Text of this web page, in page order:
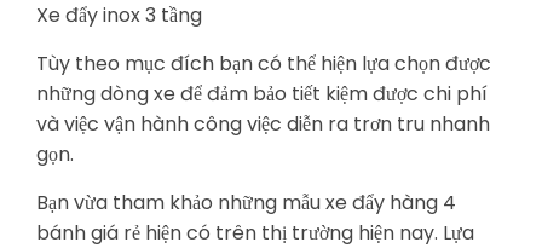
Xe đẩy inox 3 tầng
Tùy theo mục đích bạn có thể hiện lựa chọn được
những dòng xe để đảm bảo tiết kiệm được chi phí
và việc vận hành công việc diễn ra trơn tru nhanh
gọn.
Bạn vừa tham khảo những mẫu xe đẩy hàng 4
bánh giá rẻ hiện có trên thị trường hiện nay. Lựa